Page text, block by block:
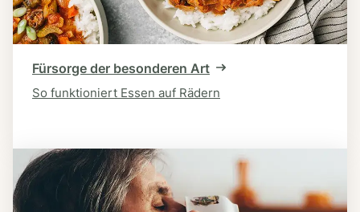
Fürsorge der besonderen Art
So funktioniert Essen auf Rädern